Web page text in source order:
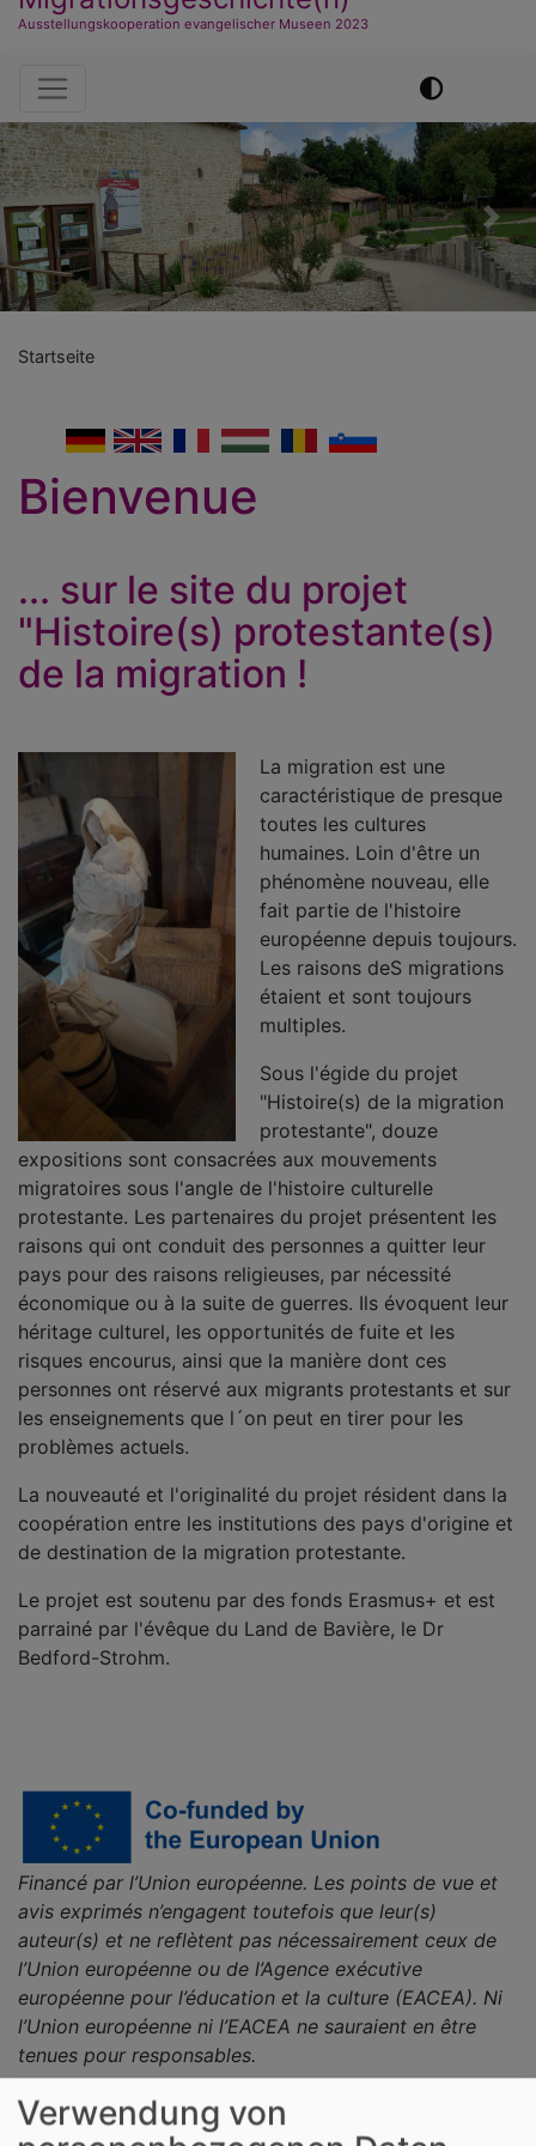
Ausstellungskooperation evangelischer Museen 2023
Hauptnavigation
Previous Next
Startseite
Romanian
Hungarian
French
English
German
Bienvenue
... sur le site du projet
"Histoire(s) protestante(s)
de la migration !
La migration est une
caractéristique de presque
toutes les cultures
humaines. Loin d'être un
phénomène nouveau, elle
fait partie de l'histoire
européenne depuis toujours.
Les raisons deS migrations
étaient et sont toujours
multiples.
Sous l'égide du projet
"Histoire(s) de la migration
protestante", douze
expositions sont consacrées aux mouvements
migratoires sous l'angle de l'histoire culturelle
protestante. Les partenaires du projet présentent les
raisons qui ont conduit des personnes a quitter leur
pays pour des raisons religieuses, par nécessité
économique ou à la suite de guerres. Ils évoquent leur
héritage culturel, les opportunités de fuite et les
risques encourus, ainsi que la manière dont ces
personnes ont réservé aux migrants protestants et sur
les enseignements que l´on peut en tirer pour les
problèmes actuels.
La nouveauté et l'originalité du projet résident dans la
coopération entre les institutions des pays d'origine et
de destination de la migration protestante.
Le projet est soutenu par des fonds Erasmus+ et est
parrainé par l'évêque du Land de Bavière, le Dr
Bedford-Strohm.
Financé par l’Union européenne. Les points de vue et
avis exprimés n’engagent toutefois que leur(s)
auteur(s) et ne reflètent pas nécessairement ceux de
l’Union européenne ou de l’Agence exécutive
européenne pour l’éducation et la culture (EACEA). Ni
l’Union européenne ni l’EACEA ne sauraient en être
tenues pour responsables.
Verwendung von